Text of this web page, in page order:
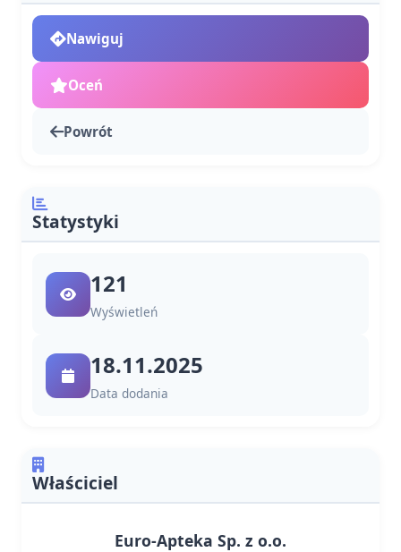
Nawiguj
Oceń
Powrót
Statystyki
121
Wyświetleń
18.11.2025
Data dodania
Właściciel
Euro-Apteka Sp. z o.o.